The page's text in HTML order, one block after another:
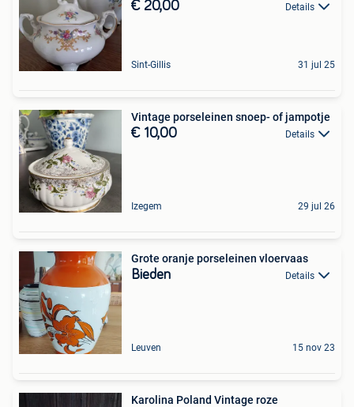
€ 20,00 Details
Sint-Gillis 31 jul 25
Vintage porseleinen snoep- of jampotje
€ 10,00 Details
Izegem 29 jul 26
Grote oranje porseleinen vloervaas
Bieden Details
Leuven 15 nov 23
Karolina Poland Vintage roze